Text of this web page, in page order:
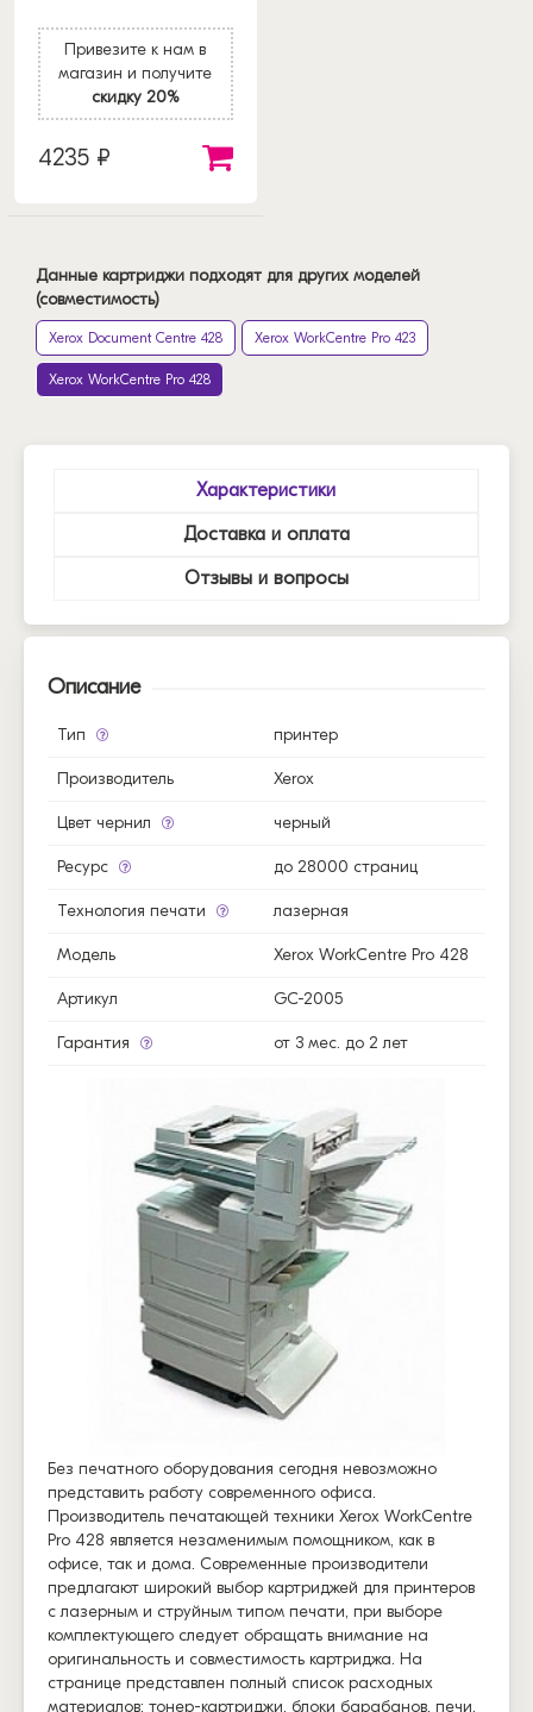
Привезите к нам в
магазин и получите
скидку 20%
4235 ₽
Данные картриджи подходят для других моделей
(совместимость)
Xerox Document Centre 428 Xerox WorkCentre Pro 423
Xerox WorkCentre Pro 428
Характеристики
Доставка и оплата
Отзывы и вопросы
Описание
Тип принтер
Производитель Xerox
Цвет чернил черный
Ресурс до 28000 страниц
Технология печати лазерная
Модель Xerox WorkCentre Pro 428
Артикул GC-2005
Гарантия от 3 мес. до 2 лет
Без печатного оборудования сегодня невозможно
представить работу современного офиса.
Производитель печатающей техники Xerox WorkCentre
Pro 428 является незаменимым помощником, как в
офисе, так и дома. Современные производители
предлагают широкий выбор картриджей для принтеров
с лазерным и струйным типом печати, при выборе
комплектующего следует обращать внимание на
оригинальность и совместимость картриджа. На
странице представлен полный список расходных
материалов: тонер-картриджи, блоки барабанов, печи,